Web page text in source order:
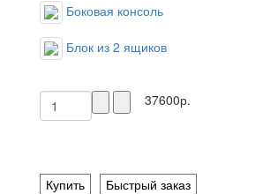
Боковая консоль
Блок из 2 ящиков
37600р.
Купить
Быстрый заказ